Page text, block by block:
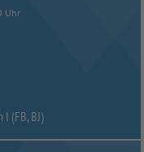
Uhr
I (FB, BJ)